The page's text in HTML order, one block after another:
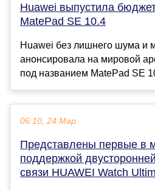
Huawei выпустила
MatePad SE 10.4
Huawei без лишнего шума и
анонсировала на мировой
под названием MatePad SE
06:10, 24 Мар
Представлены первые в
поддержкой
связи HUAWEI Watch